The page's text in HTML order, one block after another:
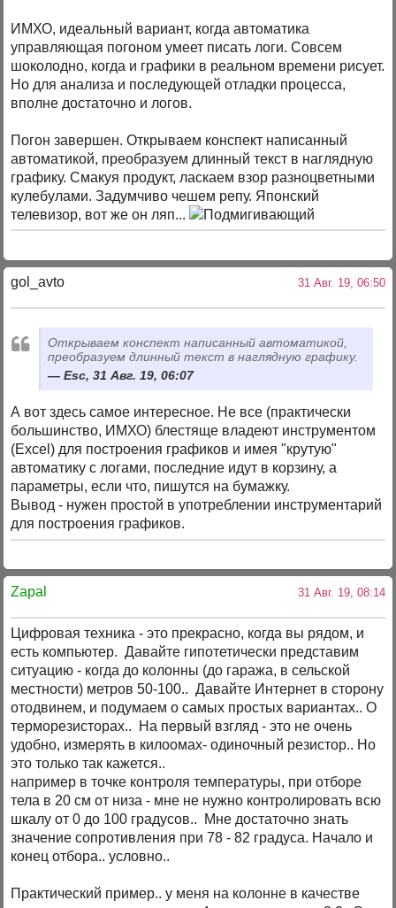
ИМХО, идеальный вариант, когда автоматика
управляющая погоном умеет писать логи. Совсем
шоколодно, когда и графики в реальном времени рисует.
Но для анализа и последующей отладки процесса,
вполне достаточно и логов.
Погон завершен. Открываем конспект написанный
автоматикой, преобразуем длинный текст в наглядную
графику. Смакуя продукт, ласкаем взор разноцветными
кулебулами. Задумчиво чешем репу. Японский
телевизор, вот же он ляп...
gol_avto 31 Авг. 19, 06:50
Открываем конспект написанный автоматикой,
преобразуем длинный текст в наглядную графику.
Esc, 31 Авг. 19, 06:07
А вот здесь самое интересное. Не все (практически
большинство, ИМХО) блестяще владеют инструментом
(Excel) для построения графиков и имея "крутую"
автоматику с логами, последние идут в корзину, а
параметры, если что, пишутся на бумажку.
Вывод - нужен простой в употреблении инструментарий
для построения графиков.
Zapal 31 Авг. 19, 08:14
Цифровая техника - это прекрасно, когда вы рядом, и
есть компьютер. Давайте гипотетически представим
ситуацию - когда до колонны (до гаража, в сельской
местности) метров 50-100.. Давайте Интернет в сторону
отодвинем, и подумаем о самых простых вариантах.. О
терморезисторах.. На первый взгляд - это не очень
удобно, измерять в килоомах- одиночный резистор.. Но
это только так кажется..
например в точке контроля температуры, при отборе
тела в 20 см от низа - мне не нужно контролировать всю
шкалу от 0 до 100 градусов.. Мне достаточно знать
значение сопротивления при 78 - 82 градуса. Начало и
конец отбора.. условно..
Практический пример.. у меня на колонне в качестве